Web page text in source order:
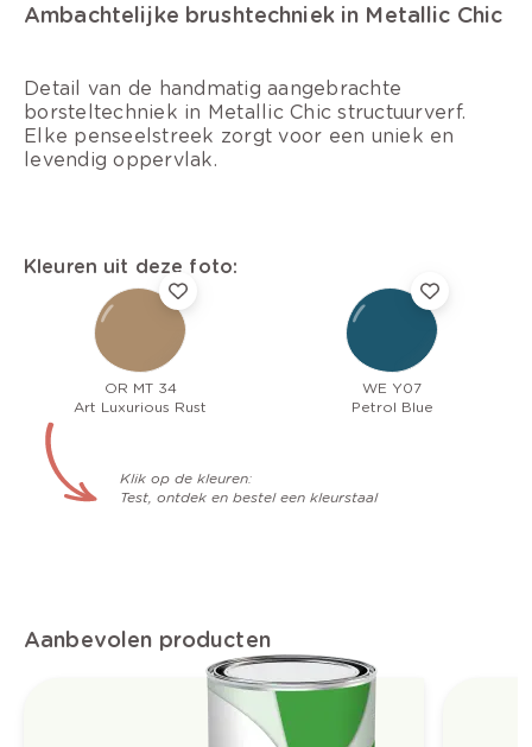
Ambachtelijke brushtechniek in Metallic Chic
Detail van de handmatig aangebrachte
borsteltechniek in Metallic Chic structuurverf.
Elke penseelstreek zorgt voor een uniek en
levendig oppervlak.
Kleuren uit deze foto:
OR MT 34
Art Luxurious Rust
WE Y07
Petrol Blue
Klik op de kleuren:
Test, ontdek en bestel een kleurstaal
Aanbevolen producten